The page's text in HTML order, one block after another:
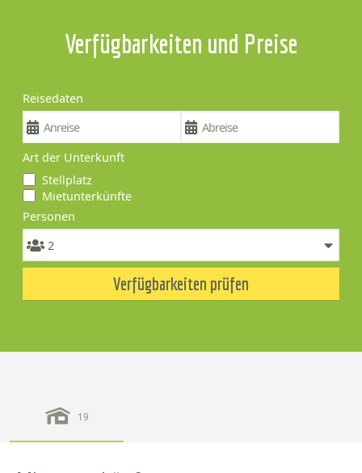
Verfügbarkeiten und Preise
Reisedaten
Art der Unterkunft
Stellplatz
Mietunterkünfte
Personen
Verfügbarkeiten prüfen
19